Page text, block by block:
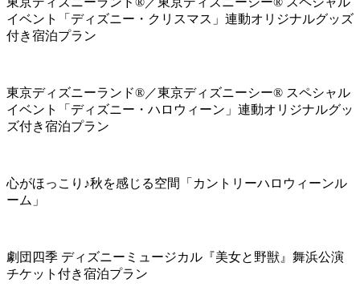
イベント「ディズニー・クリスマス」連動オリジナルグッズ
付き宿泊プラン
東京ディズニーランド®／東京ディズニーシー® スペシャル
イベント「ディズニー・ハロウィーン」連動オリジナルグッ
ズ付き宿泊プラン
心がほっこり♪秋を感じる空間「カントリーハロウィーンル
ーム」
劇団四季 ディズニーミュージカル『美女と野獣』舞浜公演
チケット付き宿泊プラン